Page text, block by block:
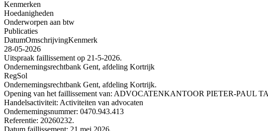
Kenmerken
Hoedanigheden
Onderworpen aan btw
Publicaties
DatumOmschrijvingKenmerk
28-05-2026
Uitspraak faillissement op 21-5-2026.
Ondernemingsrechtbank Gent, afdeling Kortrijk
RegSol
Ondernemingsrechtbank Gent, afdeling Kortrijk.
Opening van het faillissement van: ADVOCATENKANTOOR PIETER-PAUL
Handelsactiviteit: Activiteiten van advocaten
Ondernemingsnummer: 0470.943.413
Referentie: 20260232.
Datum faillissement: 21 mei 2026.